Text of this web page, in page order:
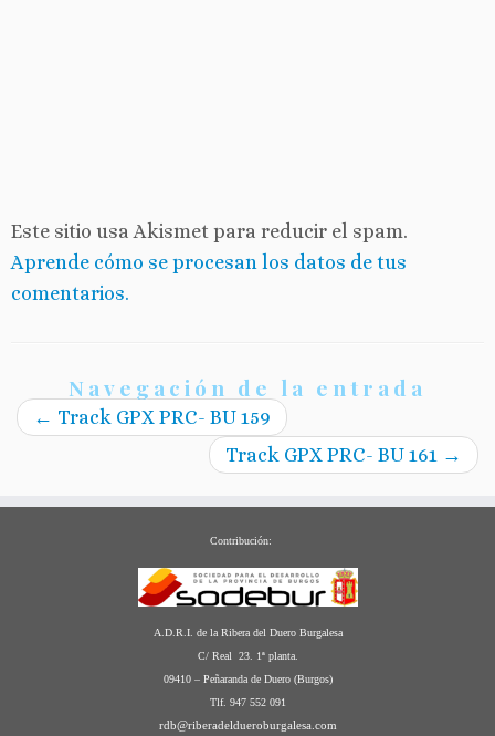
Este sitio usa Akismet para reducir el spam.
Aprende cómo se procesan los datos de tus
comentarios.
Navegación de la entrada
← Track GPX PRC- BU 159
Track GPX PRC- BU 161 →
Contribución:
A.D.R.I. de la Ribera del Duero Burgalesa
C/ Real 23. 1ª planta.
09410 – Peñaranda de Duero (Burgos)
Tlf. 947 552 091
rdb@riberadeldueroburgalesa.com